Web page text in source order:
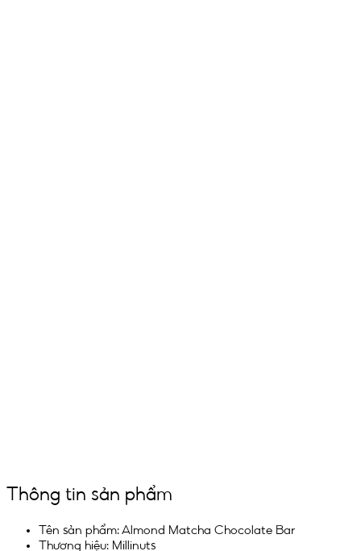
Thông tin sản phẩm
Tên sản phẩm: Almond Matcha Chocolate Bar
Thương hiệu: Millinuts